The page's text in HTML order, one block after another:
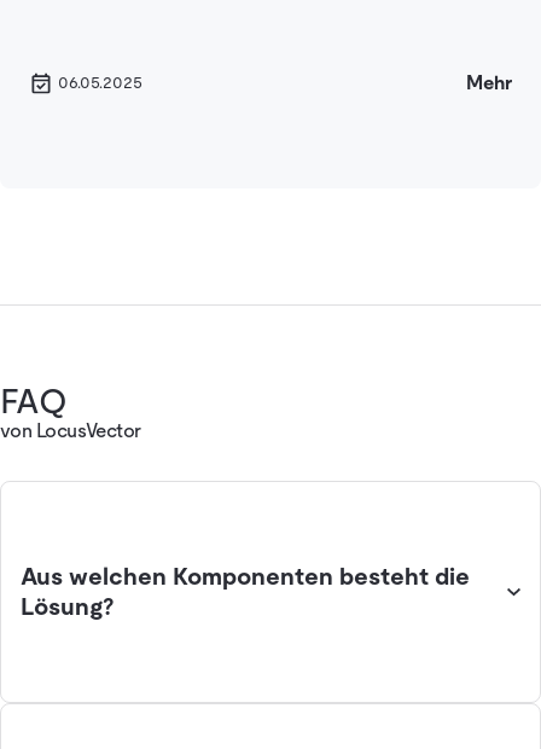
06.05.2025 Mehr
FAQ
von LocusVector
Aus welchen Komponenten besteht die
Lösung?